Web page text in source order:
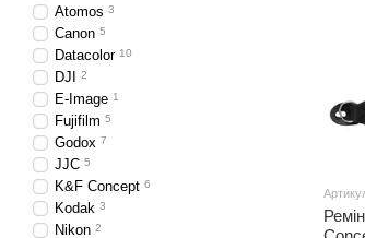
Atomos 3
Canon 5
Datacolor 10
DJI 2
E-Image 1
Fujifilm 5
Godox 7
JJC 5
K&F Concept 6
Kodak 3
Nikon 2